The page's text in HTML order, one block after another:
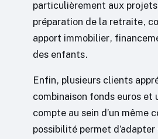
particulièrement aux
préparation de la retraite,
apport immobilier,
des enfants.
Enfin, plusieurs clients
combinaison fonds euros et
compte au sein d’un même
possibilité permet